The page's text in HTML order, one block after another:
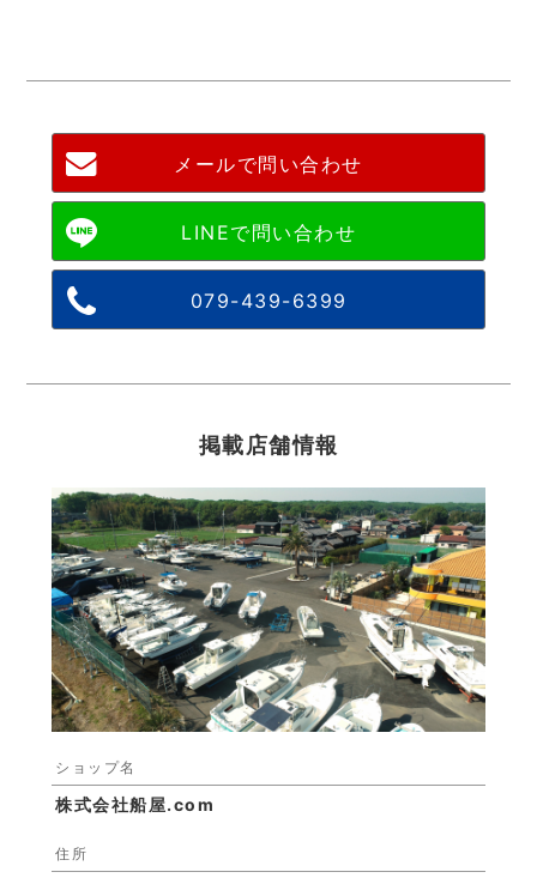
メールで問い合わせ
079-439-6399
掲載店舗情報
ショップ名
株式会社船屋.com
住所